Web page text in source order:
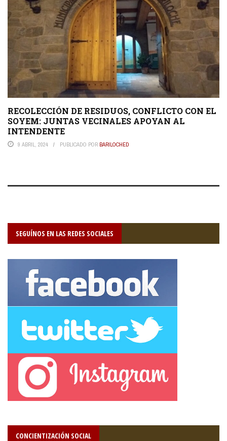
RECOLECCIÓN DE RESIDUOS, CONFLICTO CON EL
SOYEM: JUNTAS VECINALES APOYAN AL
INTENDENTE
9 ABRIL, 2024 PUBLICADO POR BARILOCHED
SEGUÍNOS EN LAS REDES SOCIALES
CONCIENTIZACIÓN SOCIAL